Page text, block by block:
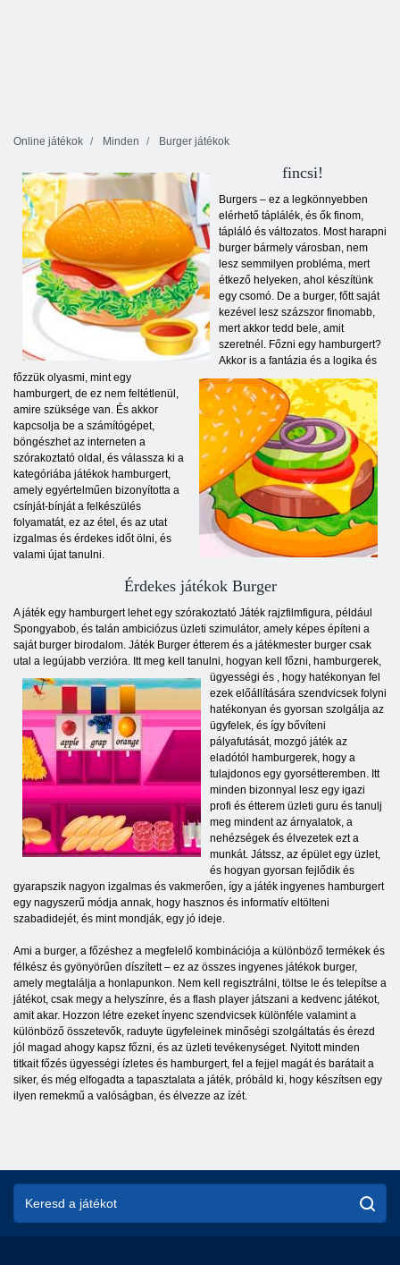
Online játékok Minden Burger játékok
fincsi!
Burgers – ez a legkönnyebben
elérhető táplálék, és ők finom,
tápláló és változatos. Most harapni
burger bármely városban, nem
lesz semmilyen probléma, mert
étkező helyeken, ahol készítünk
egy csomó. De a burger, főtt saját
kezével lesz százszor finomabb,
mert akkor tedd bele, amit
szeretnél. Főzni egy hamburgert?
Akkor is a fantázia és a logika és
főzzük olyasmi, mint egy
hamburgert, de ez nem feltétlenül,
amire szüksége van. És akkor
kapcsolja be a számítógépet,
böngészhet az interneten a
szórakoztató oldal, és válassza ki a
kategóriába játékok hamburgert,
amely egyértelműen bizonyította a
csínját-bínját a felkészülés
folyamatát, ez az étel, és az utat
izgalmas és érdekes időt ölni, és
valami újat tanulni.
Érdekes játékok Burger
A játék egy hamburgert lehet egy szórakoztató Játék rajzfilmfigura, például
Spongyabob, és talán ambiciózus üzleti szimulátor, amely képes építeni a
saját burger birodalom. Játék Burger étterem és a játékmester burger csak
utal a legújabb verzióra. Itt meg kell tanulni, hogyan kell főzni, hamburgerek,
ügyességi és , hogy hatékonyan fel
ezek előállítására szendvicsek folyni
hatékonyan és gyorsan szolgálja az
ügyfelek, és így bővíteni
pályafutását, mozgó játék az
eladótól hamburgerek, hogy a
tulajdonos egy gyorsétteremben. Itt
minden bizonnyal lesz egy igazi
profi és étterem üzleti guru és tanulj
meg mindent az árnyalatok, a
nehézségek és élvezetek ezt a
munkát. Játssz, az épület egy üzlet,
és hogyan gyorsan fejlődik és
gyarapszik nagyon izgalmas és vakmerően, így a játék ingyenes hamburgert
egy nagyszerű módja annak, hogy hasznos és informatív eltölteni
szabadidejét, és mint mondják, egy jó ideje.
Ami a burger, a főzéshez a megfelelő kombinációja a különböző termékek és
félkész és gyönyörűen díszített – ez az összes ingyenes játékok burger,
amely megtalálja a honlapunkon. Nem kell regisztrálni, töltse le és telepítse a
játékot, csak megy a helyszínre, és a flash player játszani a kedvenc játékot,
amit akar. Hozzon létre ezeket ínyenc szendvicsek különféle valamint a
különböző összetevők, raduyte ügyfeleinek minőségi szolgáltatás és érezd
jól magad ahogy kapsz főzni, és az üzleti tevékenységet. Nyitott minden
titkait főzés ügyességi ízletes és hamburgert, fel a fejjel magát és barátait a
siker, és még elfogadta a tapasztalata a játék, próbáld ki, hogy készítsen egy
ilyen remekmű a valóságban, és élvezze az ízét.